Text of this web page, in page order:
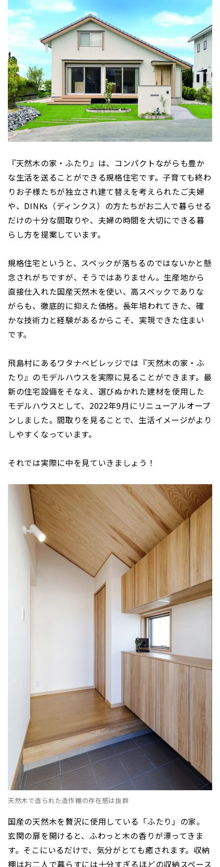
『天然木の家・ふたり』は、コンパクトながらも豊か
な生活を送ることができる規格住宅です。子育ても終わ
りお子様たちが独立され建て替えを考えられたご夫婦
や、DINKs（ディンクス）の方たちがお二人で暮らせる
だけの十分な間取りや、夫婦の時間を大切にできる暮
らし方を提案しています。
規格住宅というと、スペックが落ちるのではないかと懸
念されがちですが、そうではありません。生産地から
直接仕入れた国産天然木を使い、高スペックでありな
がらも、徹底的に抑えた価格。長年培われてきた、確
かな技術力と経験があるからこそ、実現できた住まい
です。
飛島村にあるワタナベビレッジでは『天然木の家・ふ
たり』のモデルハウスを実際に見ることができます。最
新の住宅設備をそなえ、選びぬかれた建材を使用した
モデルハウスとして、2022年9月にリニューアルオープ
ンしました。間取りを見ることで、生活イメージがより
しやすくなっています。
それでは実際に中を見ていきましょう！
天然木で造られた造作棚の存在感は抜群
国産の天然木を贅沢に使用している「ふたり」の家。
玄関の扉を開けると、ふわっと木の香りが漂ってきま
す。そこにいるだけで、気分がとても癒されます。収納
棚はお二人で暮らすには十分すぎるほどの収納スペース